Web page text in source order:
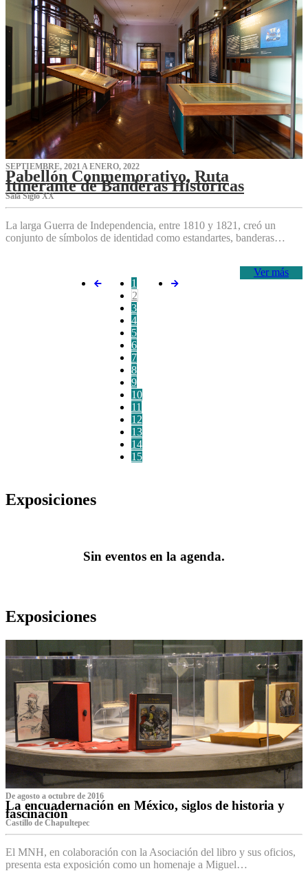
SEPTIEMBRE, 2021 A ENERO, 2022
Pabellón Conmemorativo, Ruta
Itinerante de Banderas Históricas
Sala Siglo XX
La larga Guerra de Independencia, entre 1810 y 1821, creó un
conjunto de símbolos de identidad como estandartes, banderas…
Ver más
1
2
3
4
5
6
7
8
9
10
11
12
13
14
15
Exposiciones
Sin eventos en la agenda.
Exposiciones
De agosto a octubre de 2016
La encuadernación en México, siglos de historia y
fascinación
Castillo de Chapultepec
El MNH, en colaboración con la Asociación del libro y sus oficios,
presenta esta exposición como un homenaje a Miguel…